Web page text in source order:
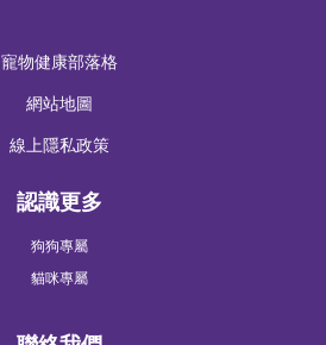
寵物健康部落格
網站地圖
線上隱私政策
認識更多
狗狗專屬
貓咪專屬